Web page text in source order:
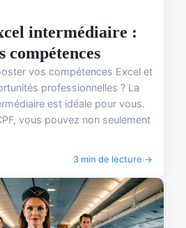
intermédiaire :
compétences
vos compétences Excel et
professionnelles ? La
est idéale pour vous.
vous pouvez non seulement
3 min de lecture →